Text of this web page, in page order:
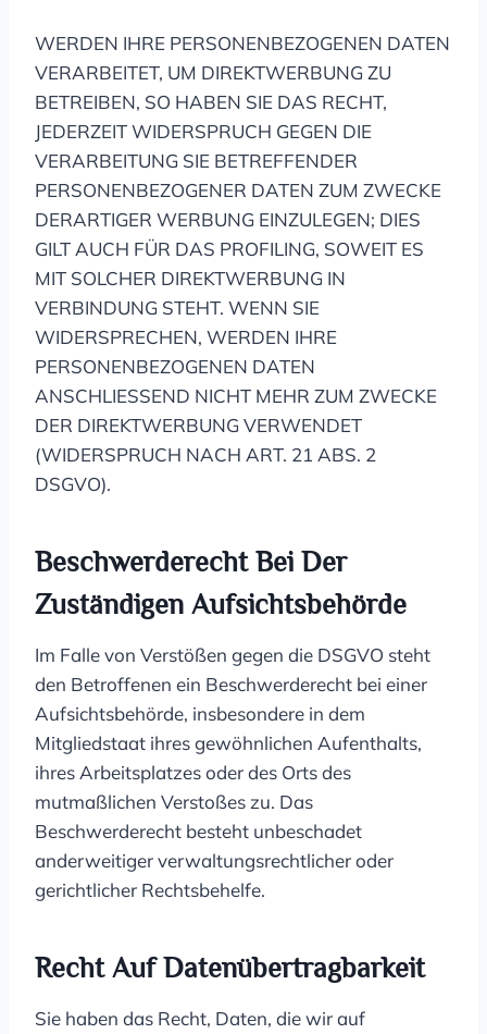
WERDEN IHRE PERSONENBEZOGENEN DATEN
VERARBEITET, UM DIREKTWERBUNG ZU
BETREIBEN, SO HABEN SIE DAS RECHT,
JEDERZEIT WIDERSPRUCH GEGEN DIE
VERARBEITUNG SIE BETREFFENDER
PERSONENBEZOGENER DATEN ZUM ZWECKE
DERARTIGER WERBUNG EINZULEGEN; DIES
GILT AUCH FÜR DAS PROFILING, SOWEIT ES
MIT SOLCHER DIREKTWERBUNG IN
VERBINDUNG STEHT. WENN SIE
WIDERSPRECHEN, WERDEN IHRE
PERSONENBEZOGENEN DATEN
ANSCHLIESSEND NICHT MEHR ZUM ZWECKE
DER DIREKTWERBUNG VERWENDET
(WIDERSPRUCH NACH ART. 21 ABS. 2
DSGVO).
Beschwerde­recht Bei Der
Zuständigen Aufsichts­behörde
Im Falle von Verstößen gegen die DSGVO steht
den Betroffenen ein Beschwerderecht bei einer
Aufsichtsbehörde, insbesondere in dem
Mitgliedstaat ihres gewöhnlichen Aufenthalts,
ihres Arbeitsplatzes oder des Orts des
mutmaßlichen Verstoßes zu. Das
Beschwerderecht besteht unbeschadet
anderweitiger verwaltungsrechtlicher oder
gerichtlicher Rechtsbehelfe.
Recht Auf Daten­übertrag­barkeit
Sie haben das Recht, Daten, die wir auf